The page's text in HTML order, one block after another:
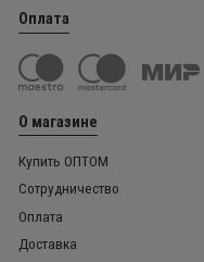
Оплата
О магазине
Купить ОПТОМ
Сотрудничество
Оплата
Доставка